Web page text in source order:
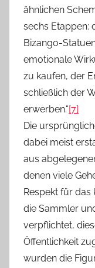
ähnlichen
sechs Etappen:
Bizango-
emotionale
zu kaufen, der
schließlich der
erwerben.“[7]
Die
dabei meist
aus
denen viele
Respekt für das
die Sammler
verpflichtet,
Öffentlichkeit
wurden die